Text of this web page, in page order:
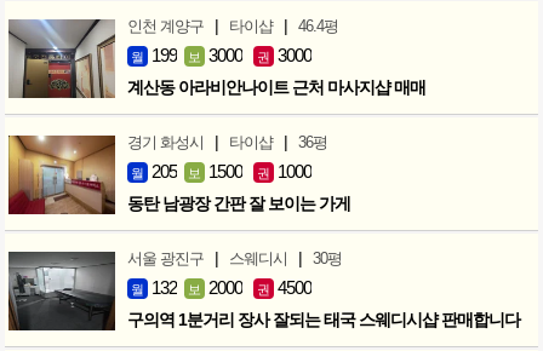
인천 계양구 | 타이샵 | 46.4평
월 199 보 3000 권 3000
계산동 아라비안나이트 근처 마사지샵 매매
경기 화성시 | 타이샵 | 36평
월 205 보 1500 권 1000
동탄 남광장 간판 잘 보이는 가게
서울 광진구 | 스웨디시 | 30평
월 132 보 2000 권 4500
구의역 1분거리 장사 잘되는 태국 스웨디시샵 판매합니다